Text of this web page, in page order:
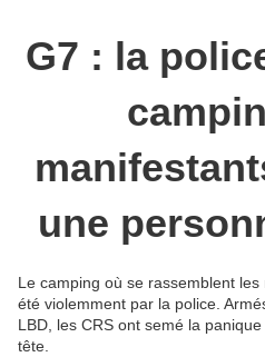
G7 : la
une
Le camping où se rassemblent
été violemment par la police.
LBD, les CRS ont semé la
tête.